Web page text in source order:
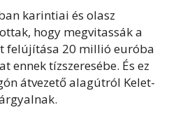
karintiai és olasz
hogy megvitassák a
felújítása 20 millió euróba
ennek tízszeresébe. És ez
átvezető alagútról Kelet-